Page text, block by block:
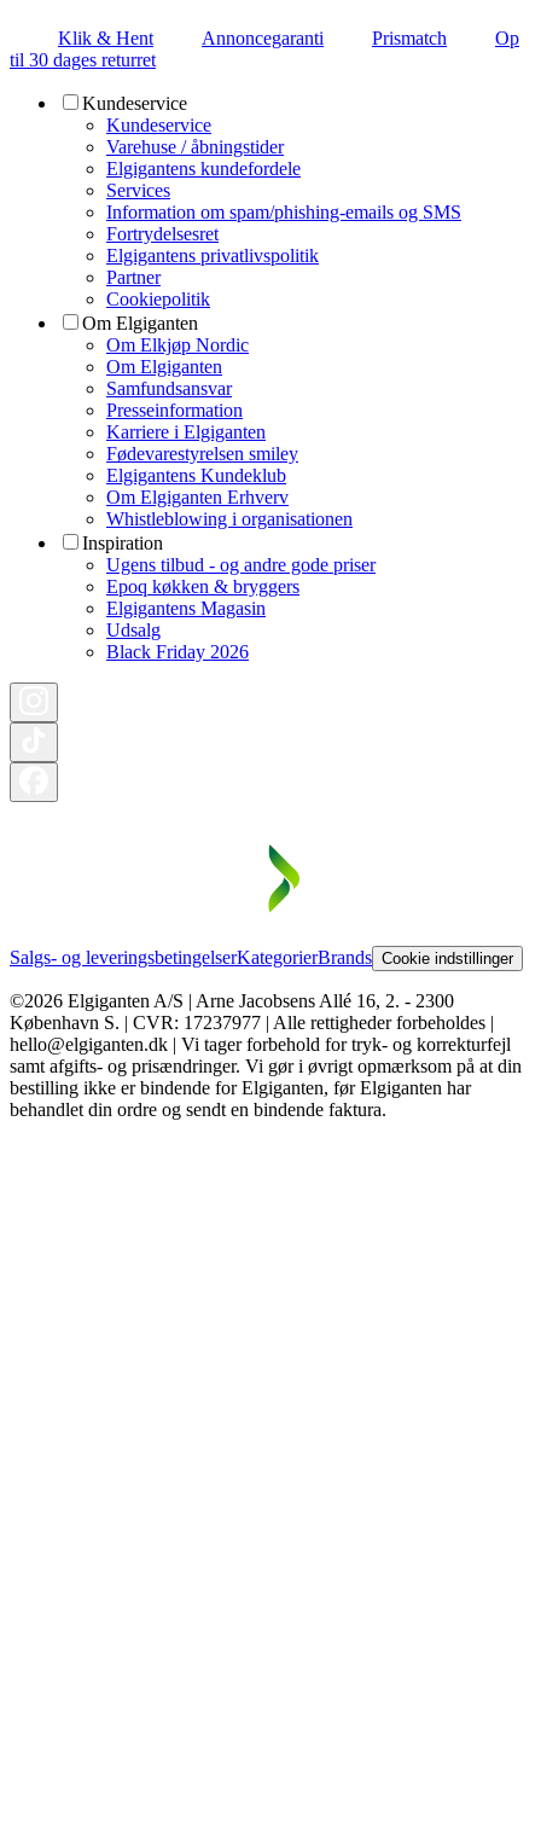
Klik & Hent Annoncegaranti Prismatch
Op
til 30 dages returret
Kundeservice
Kundeservice
Varehuse / åbningstider
Elgigantens kundefordele
Services
Information om spam/phishing-emails og SMS
Fortrydelsesret
Elgigantens privatlivspolitik
Partner
Cookiepolitik
Om Elgiganten
Om Elkjøp Nordic
Om Elgiganten
Samfundsansvar
Presseinformation
Karriere i Elgiganten
Fødevarestyrelsen smiley
Elgigantens Kundeklub
Om Elgiganten Erhverv
Whistleblowing i organisationen
Inspiration
Ugens tilbud - og andre gode priser
Epoq køkken & bryggers
Elgigantens Magasin
Udsalg
Black Friday 2026
Salgs- og leveringsbetingelserKategorierBrands Cookie indstillinger
©2026 Elgiganten A/S | Arne Jacobsens Allé 16, 2. - 2300
København S. | CVR: 17237977 | Alle rettigheder forbeholdes |
hello@elgiganten.dk | Vi tager forbehold for tryk- og korrekturfejl
samt afgifts- og prisændringer. Vi gør i øvrigt opmærksom på at din
bestilling ikke er bindende for Elgiganten, før Elgiganten har
behandlet din ordre og sendt en bindende faktura.